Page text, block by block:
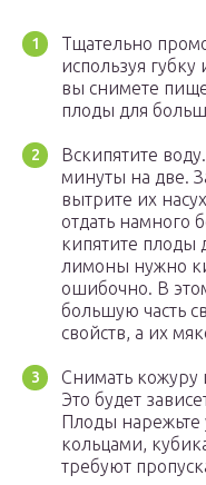
Тщательно
используя
вы снимете
плоды для
Вскипятите
минуты на две.
вытрите их
отдать намного
кипятите плоды
лимоны нужно
ошибочно. В
большую часть
свойств, а их
Снимать кожуру
Это будет
Плоды нарежьте
кольцами,
требуют